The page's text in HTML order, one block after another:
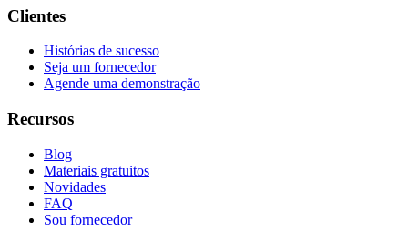
Clientes
Histórias de sucesso
Seja um fornecedor
Agende uma demonstração
Recursos
Blog
Materiais gratuitos
Novidades
FAQ
Sou fornecedor